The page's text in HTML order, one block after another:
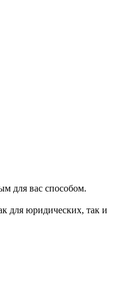
для вас способом.
для юридических, так и